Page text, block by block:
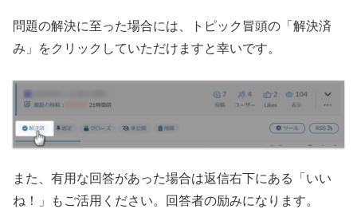
問題の解決に至った場合には、トピック冒頭の「解決済
み」をクリックしていただけますと幸いです。
また、有用な回答があった場合は返信右下にある「いい
ね！」もご活用ください。回答者の励みになります。